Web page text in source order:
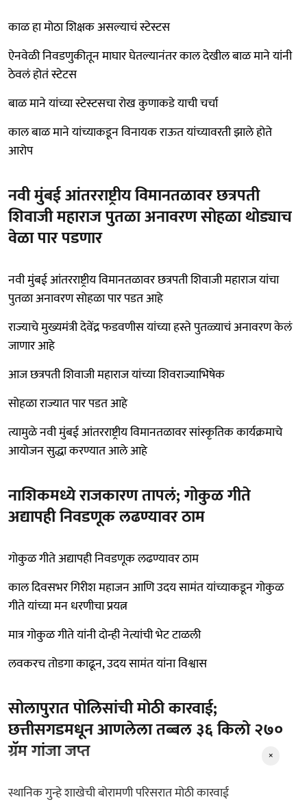
काळ हा मोठा शिक्षक असल्याचं स्टेस्टस
ऐनवेळी निवडणुकीतून माघार घेतल्यानंतर काल देखील बाळ माने यांनी
ठेवलं होतं स्टेटस
बाळ माने यांच्या स्टेस्टसचा रोख कुणाकडे याची चर्चा
काल बाळ माने यांच्याकडून विनायक राऊत यांच्यावरती झाले होते
आरोप
नवी मुंबई आंतरराष्ट्रीय विमानतळावर छत्रपती
शिवाजी महाराज पुतळा अनावरण सोहळा थोड्याच
वेळा पार पडणार
नवी मुंबई आंतरराष्ट्रीय विमानतळावर छत्रपती शिवाजी महाराज यांचा
पुतळा अनावरण सोहळा पार पडत आहे
राज्याचे मुख्यमंत्री देवेंद्र फडवणीस यांच्या हस्ते पुतळ्याचं अनावरण केलं
जाणार आहे
आज छत्रपती शिवाजी महाराज यांच्या शिवराज्याभिषेक
सोहळा राज्यात पार पडत आहे
त्यामुळे नवी मुंबई आंतरराष्ट्रीय विमानतळावर सांस्कृतिक कार्यक्रमाचे
आयोजन सुद्धा करण्यात आले आहे
नाशिकमध्ये राजकारण तापलं; गोकुळ गीते
अद्यापही निवडणूक लढण्यावर ठाम
गोकुळ गीते अद्यापही निवडणूक लढण्यावर ठाम
काल दिवसभर गिरीश महाजन आणि उदय सामंत यांच्याकडून गोकुळ
गीते यांच्या मन धरणीचा प्रयत्न
मात्र गोकुळ गीते यांनी दोन्ही नेत्यांची भेट टाळली
लवकरच तोडगा काढून, उदय सामंत यांना विश्वास
सोलापुरात पोलिसांची मोठी कारवाई;
छत्तीसगडमधून आणलेला तब्बल ३६ किलो २७०
ग्रॅम गांजा जप्त
स्थानिक गुन्हे शाखेची बोरामणी परिसरात मोठी कारवाई
×